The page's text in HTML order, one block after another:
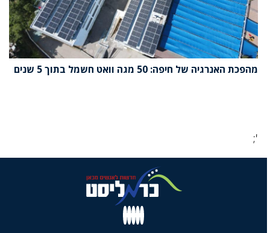
מהפכת האנרגיה של חיפה: 50 מגה וואט חשמל בתוך 5 שנים
';